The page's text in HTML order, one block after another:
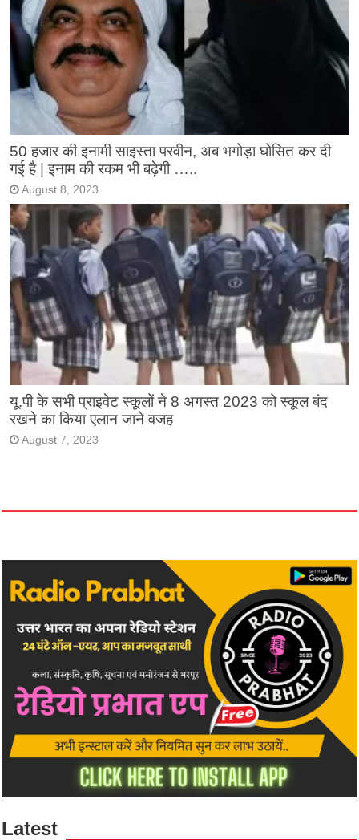
50 हजार की इनामी साइस्ता परवीन, अब भगोड़ा घोसित कर दी
गई है | इनाम की रकम भी बढ़ेगी …..
August 8, 2023
यू.पी के सभी प्राइवेट स्कूलों ने 8 अगस्त 2023 को स्कूल बंद
रखने का किया एलान जाने वजह
August 7, 2023
Latest